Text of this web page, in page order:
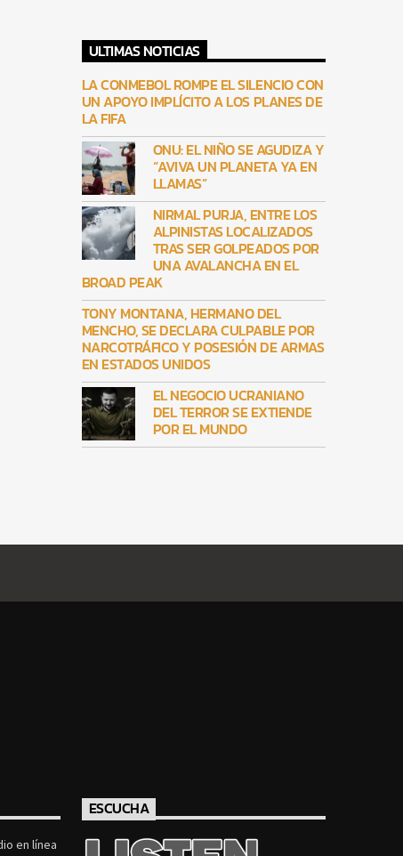
ULTIMAS NOTICIAS
LA CONMEBOL ROMPE EL SILENCIO CON
UN APOYO IMPLÍCITO A LOS PLANES DE
LA FIFA
ONU: EL NIÑO SE AGUDIZA Y
“AVIVA UN PLANETA YA EN
LLAMAS”
NIRMAL PURJA, ENTRE LOS
ALPINISTAS LOCALIZADOS
TRAS SER GOLPEADOS POR
UNA AVALANCHA EN EL
BROAD PEAK
TONY MONTANA, HERMANO DEL
MENCHO, SE DECLARA CULPABLE POR
NARCOTRÁFICO Y POSESIÓN DE ARMAS
EN ESTADOS UNIDOS
EL NEGOCIO UCRANIANO
DEL TERROR SE EXTIENDE
POR EL MUNDO
en línea
ESCUCHA